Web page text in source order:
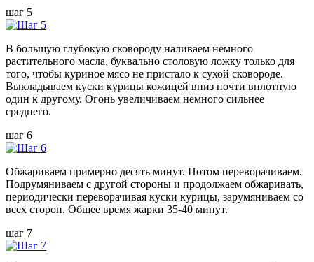
шаг 5
В большую глубокую сковороду наливаем немного
растительного масла, буквально столовую ложку только для
того, чтобы куриное мясо не пристало к сухой сковороде.
Выкладываем куски курицы кожицей вниз почти вплотную
один к другому. Огонь увеличиваем немного сильнее
среднего.
шаг 6
Обжариваем примерно десять минут. Потом переворачиваем.
Подрумяниваем с другой стороны и продолжаем обжаривать,
периодически переворачивая куски курицы, зарумяниваем со
всех сторон. Общее время жарки 35-40 минут.
шаг 7